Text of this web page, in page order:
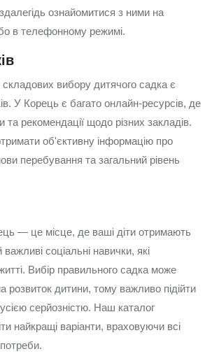
ознайомитися з ними на
в телефонному режимі.
вибору дитячого садка є
У Корець є багато онлайн-ресурсів, де
рекомендації щодо різних закладів.
об'єктивну інформацію про
перебування та загальний рівень
— це місце, де ваші діти отримають
соціальні навички, які
Вибір правильного садка може
розвиток дитини, тому важливо підійти
серйозністю. Наш каталог
найкращі варіанти, враховуючи всі